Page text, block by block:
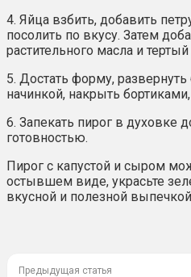
4. Яйца взбить, добавить
посолить по вкусу. Затем
растительного масла и
5. Достать форму, развернуть
начинкой, накрыть
6. Запекать пирог в духовке
готовностью.
Пирог с капустой и сыром
остывшем виде, украсьте
вкусной и полезной
Предыдущая статья